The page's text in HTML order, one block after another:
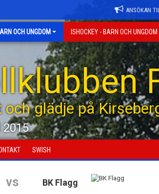
ANSÖKAN
OCH UNGDOM ISHOCKEY - BARN OCH UNGDOM
glädje på
2015
SWISH
vs BK Flagg